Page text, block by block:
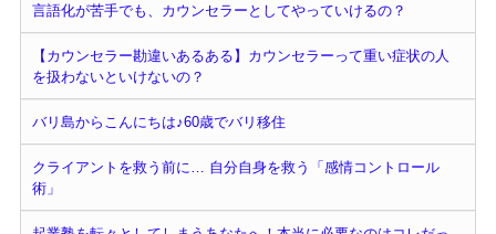
言語化が苦手でも、カウンセラーとしてやっていけるの？
【カウンセラー勘違いあるある】カウンセラーって重い症状の人
を扱わないといけないの？
バリ島からこんにちは♪60歳でバリ移住
クライアントを救う前に… 自分自身を救う「感情コントロール
術」